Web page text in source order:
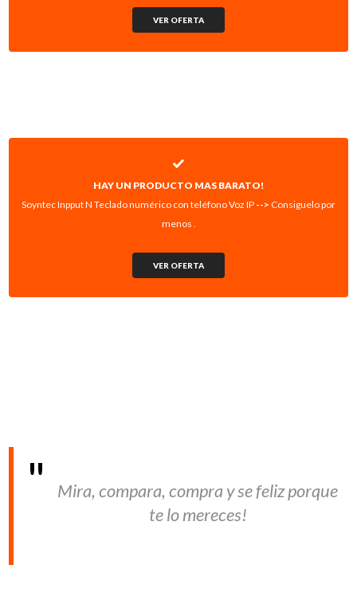
VER OFERTA
HAY UN PRODUCTO MAS BARATO!
Soyntec Inpput N Teclado numérico con teléfono Voz IP --> Consiguelo por
menos .
VER OFERTA
Mira, compara, compra y se feliz porque
te lo mereces!